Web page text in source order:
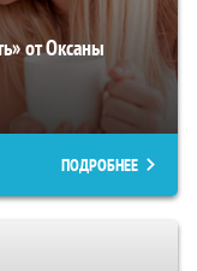
от Оксаны
ПОДРОБНЕЕ